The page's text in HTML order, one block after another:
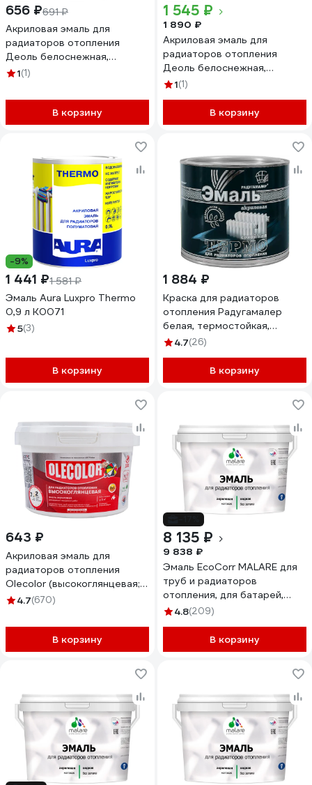
656 ₽691 ₽
Акриловая эмаль для
радиаторов отопления
Деоль белоснежная,
глянцевая, без запаха, 0.9 л
1(1)
В корзину
1 545 ₽
1 890 ₽
Акриловая эмаль для
радиаторов отопления
Деоль белоснежная,
глянцевая, без запаха, 2.7 л
1(1)
В корзину
-9%
1 441 ₽1 581 ₽
Эмаль Aura Luxpro Thermo
0,9 л K0071
5(3)
В корзину
1 884 ₽
Краска для радиаторов
отопления Радугамалер
белая, термостойкая,
акриловая, полуглянцевая,
4.7(26)
В корзину
643 ₽
Акриловая эмаль для
радиаторов отопления
Olecolor (высокоглянцевая;
0.5 кг) 4300011044
4.7(670)
В корзину
8 135 ₽
9 838 ₽
Эмаль EcoCorr MALARE для
труб и радиаторов
отопления, для батарей,
водная акриловая без запаха
ЭЭКОГРФМ1000
4.8(209)
В корзину